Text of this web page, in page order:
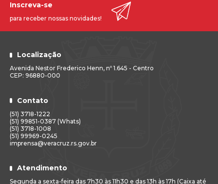
Localização
Avenida Nestor Frederico Henn, nº 1.645 - Centro
CEP: 96880-000
Contato
(51) 3718-1222
(51) 99851-0387 (Whats)
(51) 3718-1008
(51) 99969-0245
imprensa@veracruz.rs.gov.br
Atendimento
Segunda a sexta-feira das 7h30 às 11h30 e das 13h às 17h (Caixa até
Inscreva-se
para receber nossas novidades!